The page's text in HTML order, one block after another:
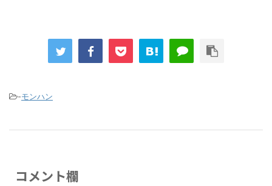
-モンハン
コメント欄